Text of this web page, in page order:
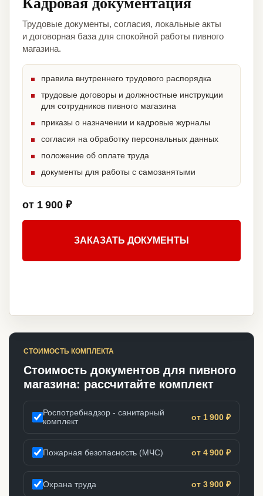
Трудовые документы, согласия, локальные акты
и договорная база для спокойной работы пивного
магазина.
правила внутреннего трудового распорядка
трудовые договоры и должностные инструкции
для сотрудников пивного магазина
приказы о назначении и кадровые журналы
согласия на обработку персональных данных
положение об оплате труда
документы для работы с самозанятыми
от 1 900 ₽
ЗАКАЗАТЬ ДОКУМЕНТЫ
СТОИМОСТЬ КОМПЛЕКТА
Стоимость документов для пивного
магазина: рассчитайте комплект
Роспотребнадзор - санитарный
комплект
от 1 900 ₽
Пожарная безопасность (МЧС) от 4 900 ₽
Охрана труда от 3 900 ₽